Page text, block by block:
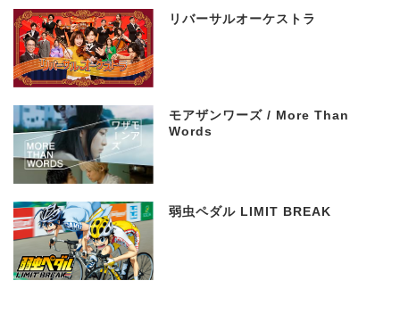
リバーサルオーケストラ
モアザンワーズ / More Than
Words
弱虫ペダル LIMIT BREAK